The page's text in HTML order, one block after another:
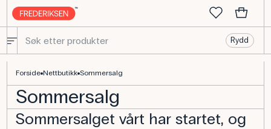
Rydd
Forside Nettbutikk Sommersalg
Sommersalg
Sommersalget vårt har startet, og